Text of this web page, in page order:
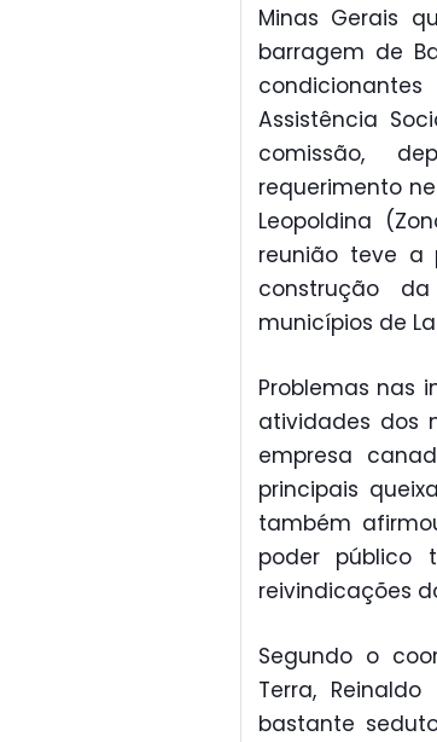
Minas Gerais
barragem de
Assistência
comissão,
requerimento
Leopoldina
reunião teve a
construção
municípios de
Problemas nas
atividades dos
empresa
principais
também
poder público
reivindicações
Segundo o
Terra,
bastante